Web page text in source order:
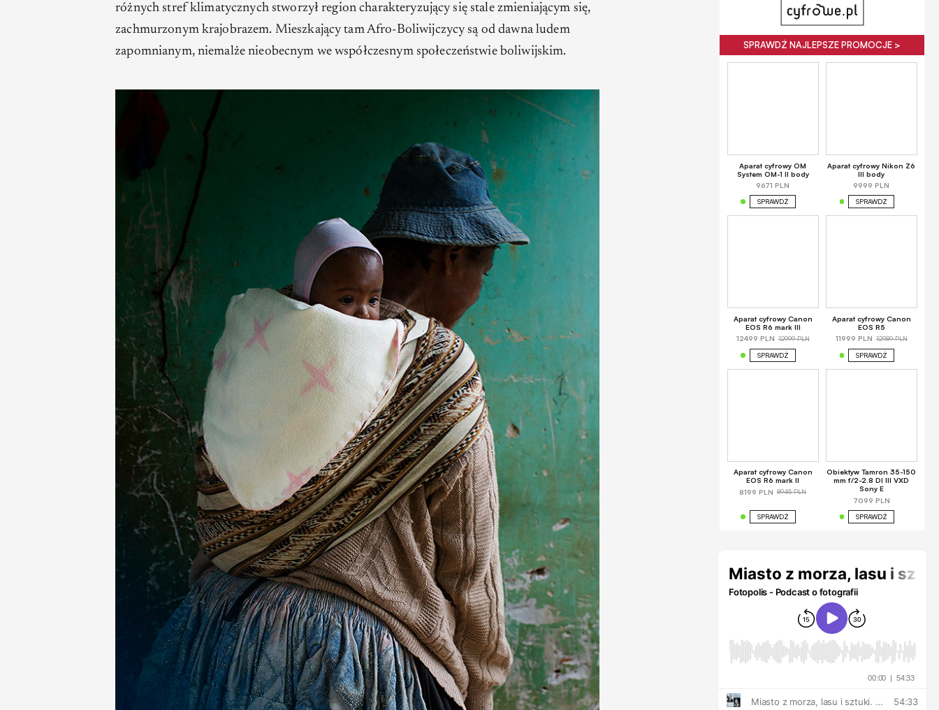
różnych stref klimatycznych stworzył region charakteryzujący się stale zmieniającym się,
zachmurzonym krajobrazem. Mieszkający tam Afro-Boliwijczycy są od dawna ludem
zapomnianym, niemalże nieobecnym we współczesnym społeczeństwie boliwijskim.
SPRAWDŹ NAJLEPSZE PROMOCJE >
Aparat cyfrowy OM
System OM-1 II body
9671 PLN
SPRAWDŹ
Aparat cyfrowy Nikon Z6
III body
9999 PLN
SPRAWDŹ
Aparat cyfrowy Canon
EOS R6 mark III
12499 PLN 12999 PLN
SPRAWDŹ
Aparat cyfrowy Canon
EOS R5
11999 PLN 12989 PLN
SPRAWDŹ
Aparat cyfrowy Canon
EOS R6 mark II
8199 PLN 8945 PLN
SPRAWDŹ
Obiektyw Tamron 35-150
mm f/2-2.8 DI III VXD
Sony E
7099 PLN
SPRAWDŹ